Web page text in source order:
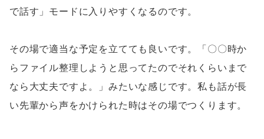
で話す」モードに入りやすくなるのです。
その場で適当な予定を立てても良いです。「〇〇時か
らファイル整理しようと思ってたのでそれくらいまで
なら大丈夫ですよ。」みたいな感じです。私も話が長
い先輩から声をかけられた時はその場でつくります。